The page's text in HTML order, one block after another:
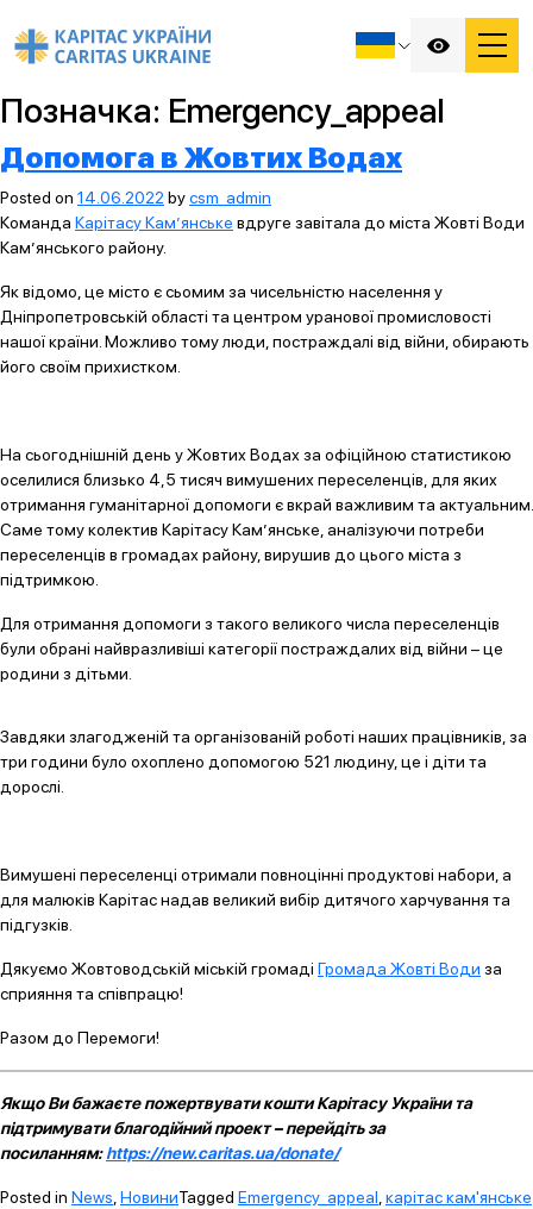
Позначка: Emergency_appeal
Допомога в Жовтих Водах
Posted on 14.06.2022 bycsm_admin
Команда Карітасу Кам’янське вдруге завітала до міста Жовті Води
Кам’янського району.
Як відомо, це місто є сьомим за чисельністю населення у
Дніпропетровській області та центром уранової промисловості
нашої країни. Можливо тому люди, постраждалі від війни, обирають
його своїм прихистком.
На сьогоднішній день у Жовтих Водах за офіційною статистикою
оселилися близько 4,5 тисяч вимушених переселенців, для яких
отримання гуманітарної допомоги є вкрай важливим та актуальним.
Саме тому колектив Карітасу Кам’янське, аналізуючи потреби
переселенців в громадах району, вирушив до цього міста з
підтримкою.
Для отримання допомоги з такого великого числа переселенців
були обрані найвразливіші категорії постраждалих від війни – це
родини з дітьми.
Завдяки злагодженій та організованій роботі наших працівників, за
три години було охоплено допомогою 521 людину, це і діти та
дорослі.
Вимушені переселенці отримали повноцінні продуктові набори, а
для малюків Карітас надав великий вибір дитячого харчування та
підгузків.
Дякуємо Жовтоводській міській громаді Громада Жовті Води за
сприяння та співпрацю!
Разом до Перемоги!
Якщо Ви бажаєте пожертвувати кошти Карітасу України та
підтримувати благодійний проект – перейдіть за
посиланням:https://new.caritas.ua/donate/
Posted in News НовиниTagged Emergency_appeal карітас кам'янське